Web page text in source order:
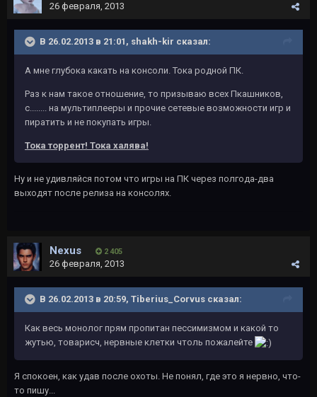
26 февраля, 2013
В 26.02.2013 в 21:01, shakh-kir сказал:
А мне глубока какать на консоли. Тока родной ПК.
Раз к нам такое отношение, то призываю всех Пкашников,
с........ на мультиплееры и прочие сетевые возможности игр и
пиратить и не покупать игры.
Тока торрент! Тока халява!
Ну и не удивляйся потом что игры на ПК через полгода-два
выходят после релиза на консолях.
Nexus 2 405
26 февраля, 2013
В 26.02.2013 в 20:59, Tiberius_Corvus сказал:
Как весь монолог прям пропитан пессимизмом и какой то
жутью, товарисч, нервные клетки чтоль пожалейте
Я спокоен, как удав после охоты. Не понял, где это я нервно, что-
то пишу...